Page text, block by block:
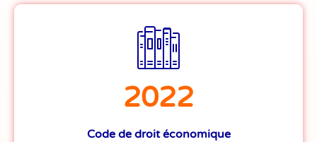
2022
Code de droit économique